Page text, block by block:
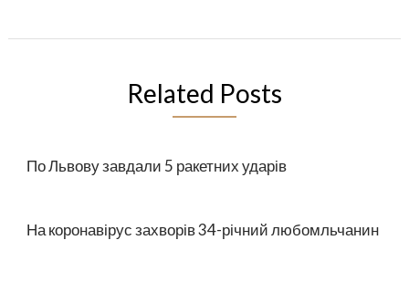
Related Posts
По Львову завдали 5 ракетних ударів
На коронавірус захворів 34-річний любомльчанин